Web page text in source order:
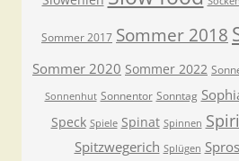
Sommer 2017 Sommer 2018
Sommer 2020 Sommer 2022
Sonnenhut Sonnentor Sonntag
Speck Spiele Spinat Spinnen
Spitzwegerich Splügen